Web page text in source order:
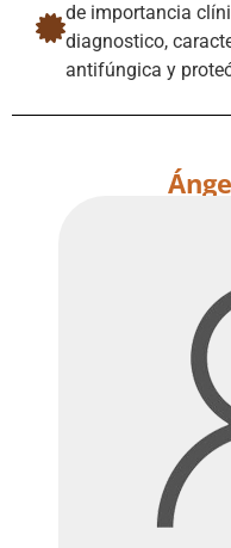
de importancia
diagnostico,
antifúngica y